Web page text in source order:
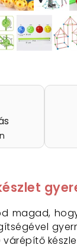
magad,
várépítő